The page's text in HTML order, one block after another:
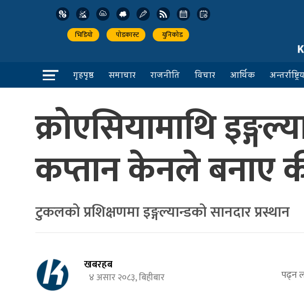
भिडियो पोडकास्ट युनिकोड
गृहपृष्ठ समाचार राजनीति विचार आर्थिक
क्रोएसियामाथि
कप्तान केनले बनाए
टुकलको प्रशिक्षणमा इङ्गल्यान्डको सानदार प्रस्थान
खबरहब
४ असार २०८३, बिहीबार पढ्न